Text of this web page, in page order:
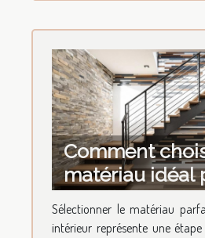
Comment
matériau idéal
escalier
Sélectionner le matériau
intérieur représente une